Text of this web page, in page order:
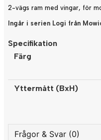
2-vägs ram med vingar, för
Ingår i serien Logi från
Specifikation
Färg
Yttermått (BxH)
Frågor & Svar (0)